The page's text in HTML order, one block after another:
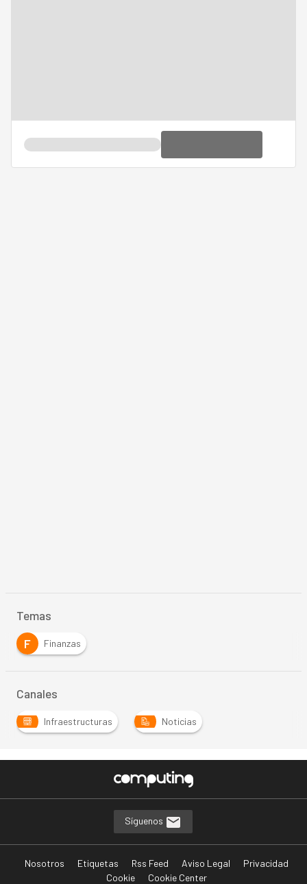
Temas
F
Finanzas
Canales
Infraestructuras Noticias
Síguenos
Nosotros Etiquetas Rss Feed Aviso Legal
Privacidad
Cookie
Cookie Center